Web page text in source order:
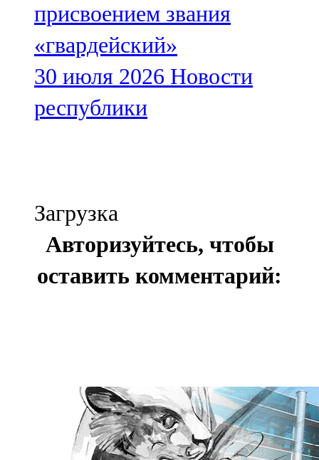
присвоением звания
«гвардейский»
30 июля 2026 Новости
республики
Загрузка
Авторизуйтесь, чтобы
оставить комментарий: